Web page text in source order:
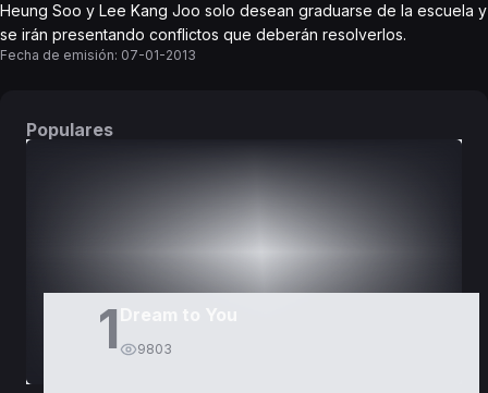
Heung Soo y Lee Kang Joo solo desean graduarse de la escuela y
se irán presentando conflictos que deberán resolverlos.
Fecha de emisión: 07-01-2013
Populares
1 9803